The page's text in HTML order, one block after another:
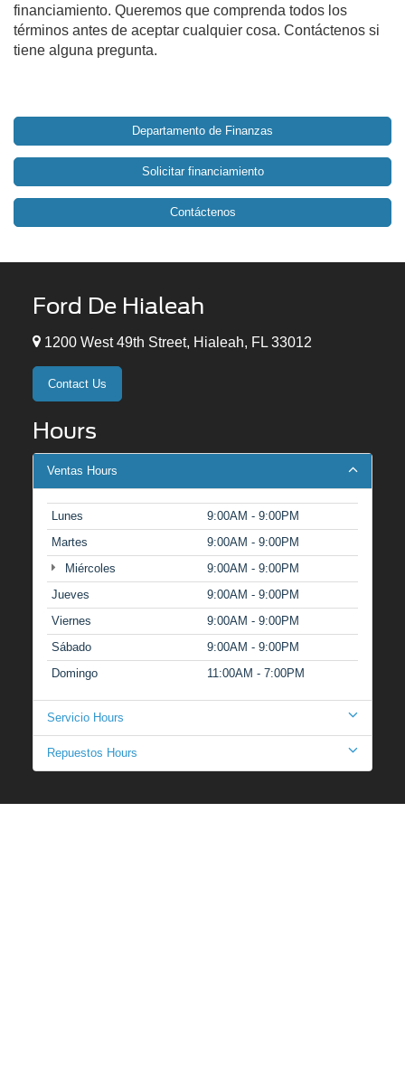
financiamiento. Queremos que comprenda todos los
términos antes de aceptar cualquier cosa. Contáctenos si
tiene alguna pregunta.
Departamento de Finanzas
Solicitar financiamiento
Contáctenos
Ford De Hialeah
1200 West 49th Street, Hialeah, FL 33012
Contact Us
Hours
Ventas Hours
Lunes
9:00AM - 9:00PM
Martes
9:00AM - 9:00PM
Miércoles
9:00AM - 9:00PM
Jueves
9:00AM - 9:00PM
Viernes
9:00AM - 9:00PM
Sábado
9:00AM - 9:00PM
Domingo
11:00AM - 7:00PM
Servicio Hours
Repuestos Hours